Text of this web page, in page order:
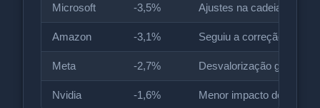
Microsoft -3,5% Ajustes na cadeia de
Amazon -3,1% Seguiu a correção do
Meta -2,7% Desvalorização
Nvidia -1,6% Menor impacto dentro do